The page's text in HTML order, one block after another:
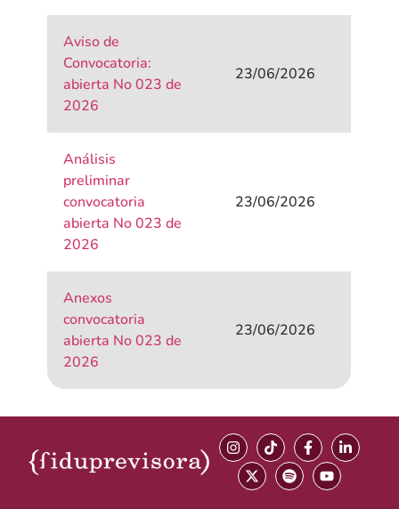
Aviso de
Convocatoria:
abierta No 023 de
2026
23/06/2026
Análisis
preliminar
convocatoria
abierta No 023 de
2026
23/06/2026
Anexos
convocatoria
abierta No 023 de
2026
23/06/2026